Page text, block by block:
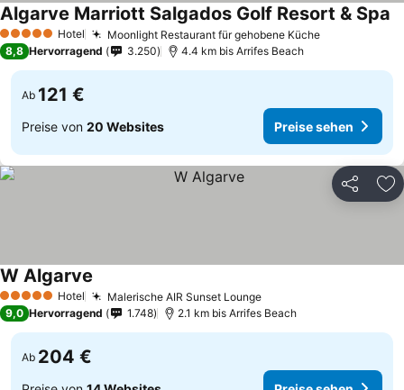
5 Sterne Hotel Moonlight Restaurant für gehobene Küche
Algarve Marriott Salgados Golf Resort & Spa
8,8 Hervorragend 3.250 4.4 km bis Arrifes Beach
Ab 121 €
Preise von 20 Websites Preise sehen
Teilen
5 Sterne Hotel Malerische AIR Sunset Lounge
W Algarve
9,0 Hervorragend 1.748 2.1 km bis Arrifes Beach
Ab 204 €